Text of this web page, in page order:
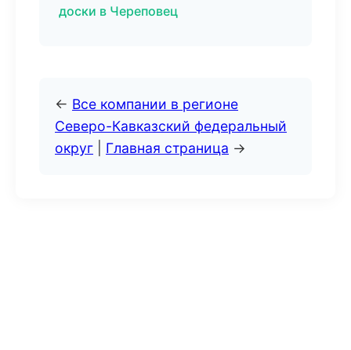
доски в Череповец
← Все компании в регионе
Северо-Кавказский федеральный
округ
Главная страница →